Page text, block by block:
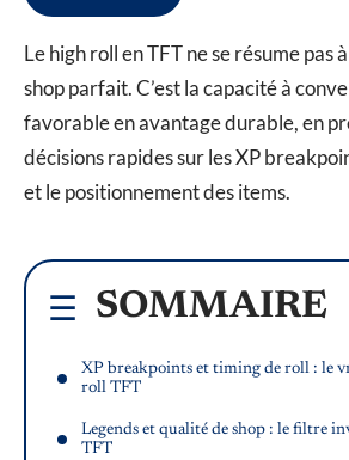
Le high roll en TFT ne se résume pas
shop parfait. C’est la capacité à
favorable en avantage durable, en
décisions rapides sur les XP
et le positionnement des items.
SOMMAIRE
XP breakpoints et timing de roll : le
roll TFT
Legends et qualité de shop : le filtre
TFT